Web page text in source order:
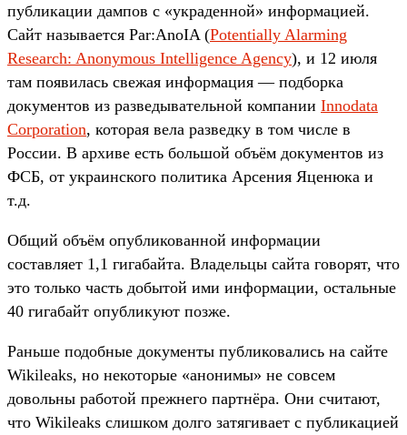
публикации дампов с «украденной» информацией.
Сайт называется Par:AnoIA (Potentially Alarming
Research: Anonymous Intelligence Agency), и 12 июля
там появилась свежая информация — подборка
документов из разведывательной компании Innodata
Corporation, которая вела разведку в том числе в
России. В архиве есть большой объём документов из
ФСБ, от украинского политика Арсения Яценюка и
т.д.
Общий объём опубликованной информации
составляет 1,1 гигабайта. Владельцы сайта говорят, что
это только часть добытой ими информации, остальные
40 гигабайт опубликуют позже.
Раньше подобные документы публиковались на сайте
Wikileaks, но некоторые «анонимы» не совсем
довольны работой прежнего партнёра. Они считают,
что Wikileaks слишком долго затягивает с публикацией